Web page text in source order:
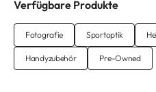
Verfügbare Produkte
Fotografie Sportoptik
Handyzubehör Pre-Owned